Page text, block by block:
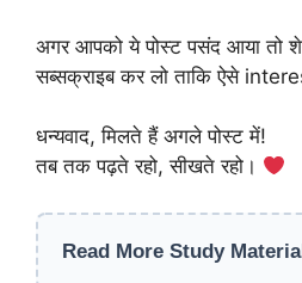
अगर आपको ये पोस्ट पसंद आया तो
सब्सक्राइब कर लो ताकि ऐसे
धन्यवाद, मिलते हैं अगले पोस्ट में!
तब तक पढ़ते रहो, सीखते रहो।
Read More Study